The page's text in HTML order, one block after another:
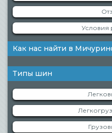
Условия
Как нас найти в
Типы шин